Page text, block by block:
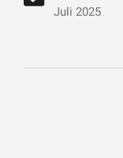
Wat is 5 + 5?*
Juli 2025